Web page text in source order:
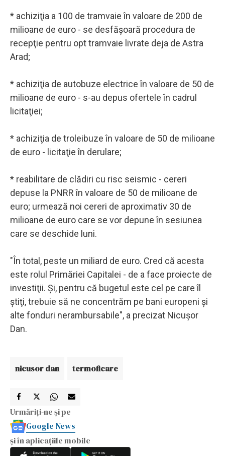
* achiziţia a 100 de tramvaie în valoare de 200 de
milioane de euro - se desfăşoară procedura de
recepţie pentru opt tramvaie livrate deja de Astra
Arad;
* achiziţia de autobuze electrice în valoare de 50 de
milioane de euro - s-au depus ofertele în cadrul
licitaţiei;
* achiziţia de troleibuze în valoare de 50 de milioane
de euro - licitaţie în derulare;
* reabilitare de clădiri cu risc seismic - cereri
depuse la PNRR în valoare de 50 de milioane de
euro; urmează noi cereri de aproximativ 30 de
milioane de euro care se vor depune în sesiunea
care se deschide luni.
"În total, peste un miliard de euro. Cred că acesta
este rolul Primăriei Capitalei - de a face proiecte de
investiţii. Şi, pentru că bugetul este cel pe care îl
ştiţi, trebuie să ne concentrăm pe bani europeni şi
alte fonduri nerambursabile", a precizat Nicuşor
Dan.
nicusor dan termoficare
Urmăriți-ne și pe
Google News
și în aplicațiile mobile